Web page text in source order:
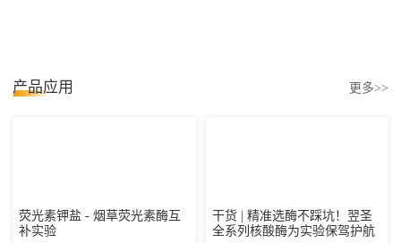
产品应用 更多>>
荧光素钾盐 - 烟草荧光素酶互
补实验
干货 | 精准选酶不踩坑！翌圣
全系列核酸酶为实验保驾护航